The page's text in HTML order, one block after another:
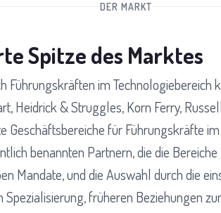
DER MARKT
Spitze des Marktes
Führungskräften im
Heidrick & Struggles, Korn Ferry,
Geschäftsbereiche für Führungskräfte
benannten Partnern, die die Bereiche
Mandate, und die Auswahl durch die
früheren Beziehungen